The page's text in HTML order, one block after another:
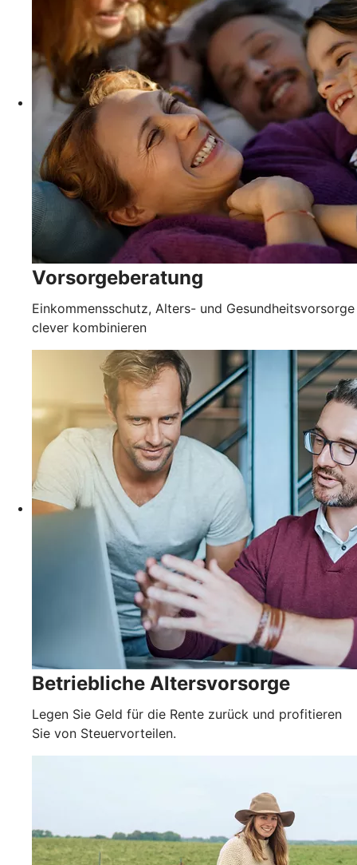
Vorsorgeberatung
Einkommensschutz, Alters- und Gesundheitsvorsorge
clever kombinieren
Betriebliche Altersvorsorge
Legen Sie Geld für die Rente zurück und profitieren
Sie von Steuervorteilen.